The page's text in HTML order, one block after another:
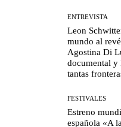
ENTREVISTA
Leon
mundo al
Agostina Di
documental
tantas
FESTIVALES
Estreno
española «A